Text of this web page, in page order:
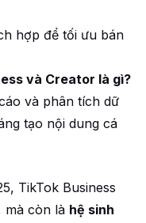
hợp để tối ưu bán
và Creator là gì?
và phân tích dữ
tạo nội dung cá
TikTok Business
mà còn là hệ sinh